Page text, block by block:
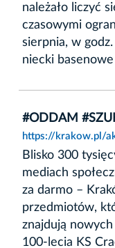
należało liczyć
czasowymi
sierpnia, w
niecki
#ODDAM
https://krakow.pl/
Blisko 300
mediach
za darmo –
przedmiotów,
znajdują
100-lecia KS